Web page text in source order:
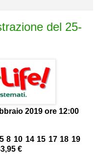
del 25-
2019 ore 12:00
8 10 14 15 17 18 19
€